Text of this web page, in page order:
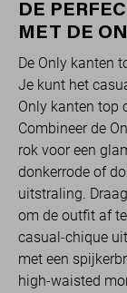
DE
MET DE
De Only kanten
Je kunt het
Only kanten top
Combineer de
rok voor een
donkerrode of
uitstraling.
om de outfit af
casual-chique
met een
high-waisted